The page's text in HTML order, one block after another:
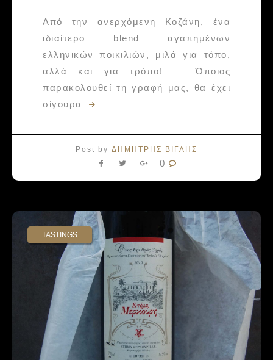
Από την ανερχόμενη Κοζάνη, ένα
ιδιαίτερο blend αγαπημένων
ελληνικών ποικιλιών, μιλά για τόπο,
αλλά και για τρόπο! Όποιος
παρακολουθεί τη γραφή μας, θα έχει
σίγουρα
Post by ΔΗΜΗΤΡΗΣ ΒΙΓΛΗΣ
0
TASTINGS